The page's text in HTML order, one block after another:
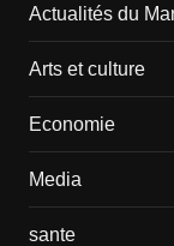
Actualités du
Arts et culture
Economie
Media
sante